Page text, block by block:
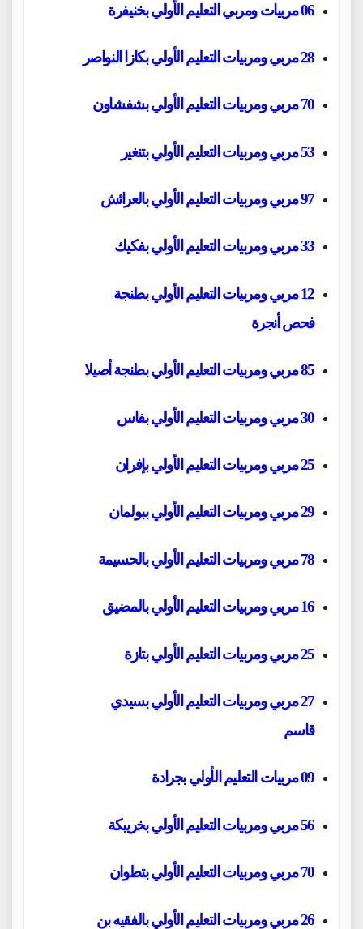
06 مربيات ومربي التعليم الأولي بخنيفرة
28 مربي ومربيات التعليم الأولي بكازا النواصر
70 مربي ومربيات التعليم الأولي بشفشاون
53 مربي ومربيات التعليم الأولي بتنغير
97 مربي ومربيات التعليم الأولي بالعرائش
33 مربي ومربيات التعليم الأولي بفكيك
12 مربي ومربيات التعليم الأولي بطنجة
فحص أنجرة
85 مربي ومربيات التعليم الأولي بطنجة أصيلا
30 مربي ومربيات التعليم الأولي بفاس
25 مربي ومربيات التعليم الأولي بإفران
29 مربي ومربيات التعليم الأولي ببولمان
78 مربي ومربيات التعليم الأولي بالحسيمة
16 مربي ومربيات التعليم الأولي بالمضيق
25 مربي ومربيات التعليم الأولي بتازة
27 مربي ومربيات التعليم الأولي بسيدي
قاسم
09 مربيات التعليم الأولي بجرادة
56 مربي ومربيات التعليم الأولي بخريبكة
70 مربي ومربيات التعليم الأولي بتطوان
26 مربي ومربيات التعليم الأولي بالفقيه بن